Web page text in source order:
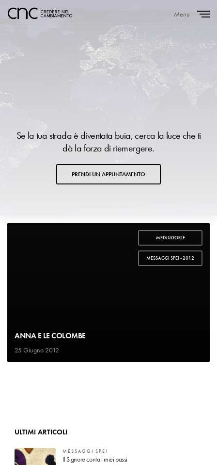
Menu
Se la tua strada è diventata buia, cerca la luce che ti
dà la forza di riemergere.
PRENDI UN APPUNTAMENTO
MEDJUGORJE
,
MESSAGGI SPEI - 2012
ANNA E LE COLOMBE
25 Giugno 2012
ULTIMI ARTICOLI
MESSAGGI SPEI
Il Signore conta i miei passi